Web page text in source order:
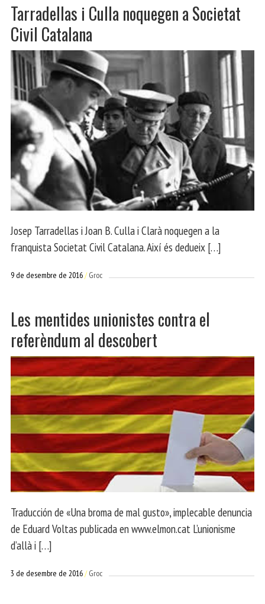
Tarradellas i Culla noquegen a Societat
Civil Catalana
Josep Tarradellas i Joan B. Culla i Clarà noquegen a la
franquista Societat Civil Catalana. Així és dedueix […]
9 de desembre de 2016 Groc
Les mentides unionistes contra el
referèndum al descobert
Traducción de «Una broma de mal gusto», implecable denuncia
de Eduard Voltas publicada en www.elmon.cat L’unionisme
d’allà i […]
3 de desembre de 2016 Groc